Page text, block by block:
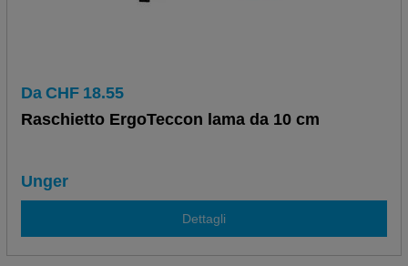
Da CHF 18.55
Raschietto ErgoTeccon lama da 10 cm
Unger
Dettagli